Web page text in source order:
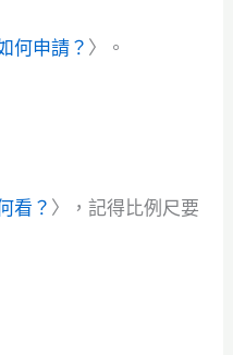
何申請？ 〉。
看？ 〉，記得比例尺要